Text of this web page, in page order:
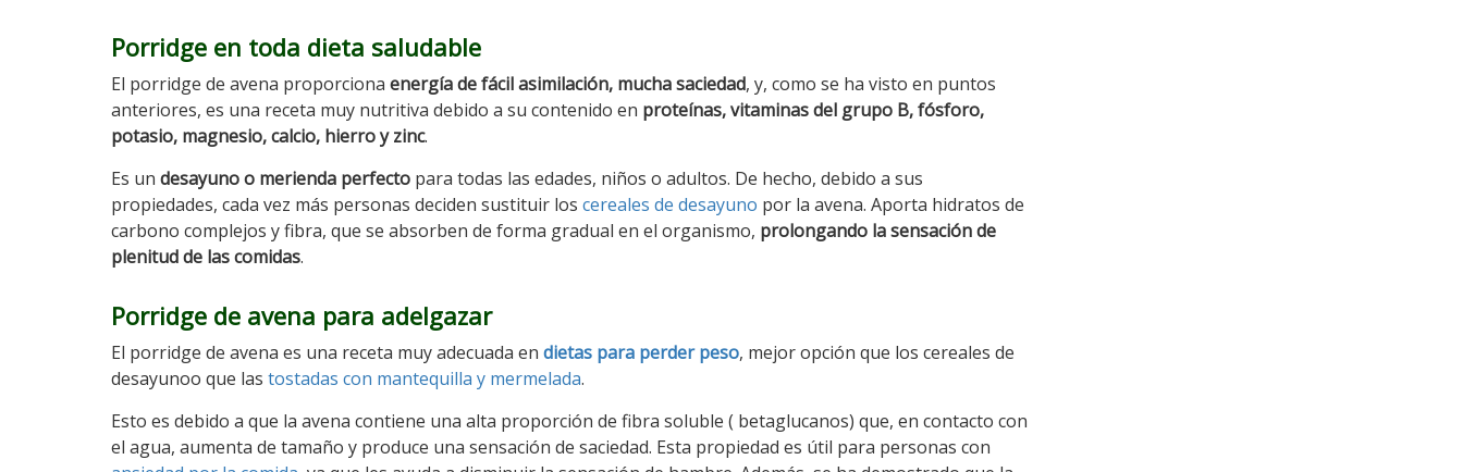
Porridge en toda dieta saludable
El porridge de avena proporciona energía de fácil asimilación, mucha saciedad, y, como se ha visto en puntos
anteriores, es una receta muy nutritiva debido a su contenido en proteínas, vitaminas del grupo B, fósforo,
potasio, magnesio, calcio, hierro y zinc.
Es un desayuno o merienda perfecto para todas las edades, niños o adultos. De hecho, debido a sus
propiedades, cada vez más personas deciden sustituir los cereales de desayuno por la avena. Aporta hidratos de
carbono complejos y fibra, que se absorben de forma gradual en el organismo, prolongando la sensación de
plenitud de las comidas.
Porridge de avena para adelgazar
El porridge de avena es una receta muy adecuada en dietas para perder peso, mejor opción que los cereales de
desayunoo que las tostadas con mantequilla y mermelada.
Esto es debido a que la avena contiene una alta proporción de fibra soluble ( betaglucanos) que, en contacto con
el agua, aumenta de tamaño y produce una sensación de saciedad. Esta propiedad es útil para personas con